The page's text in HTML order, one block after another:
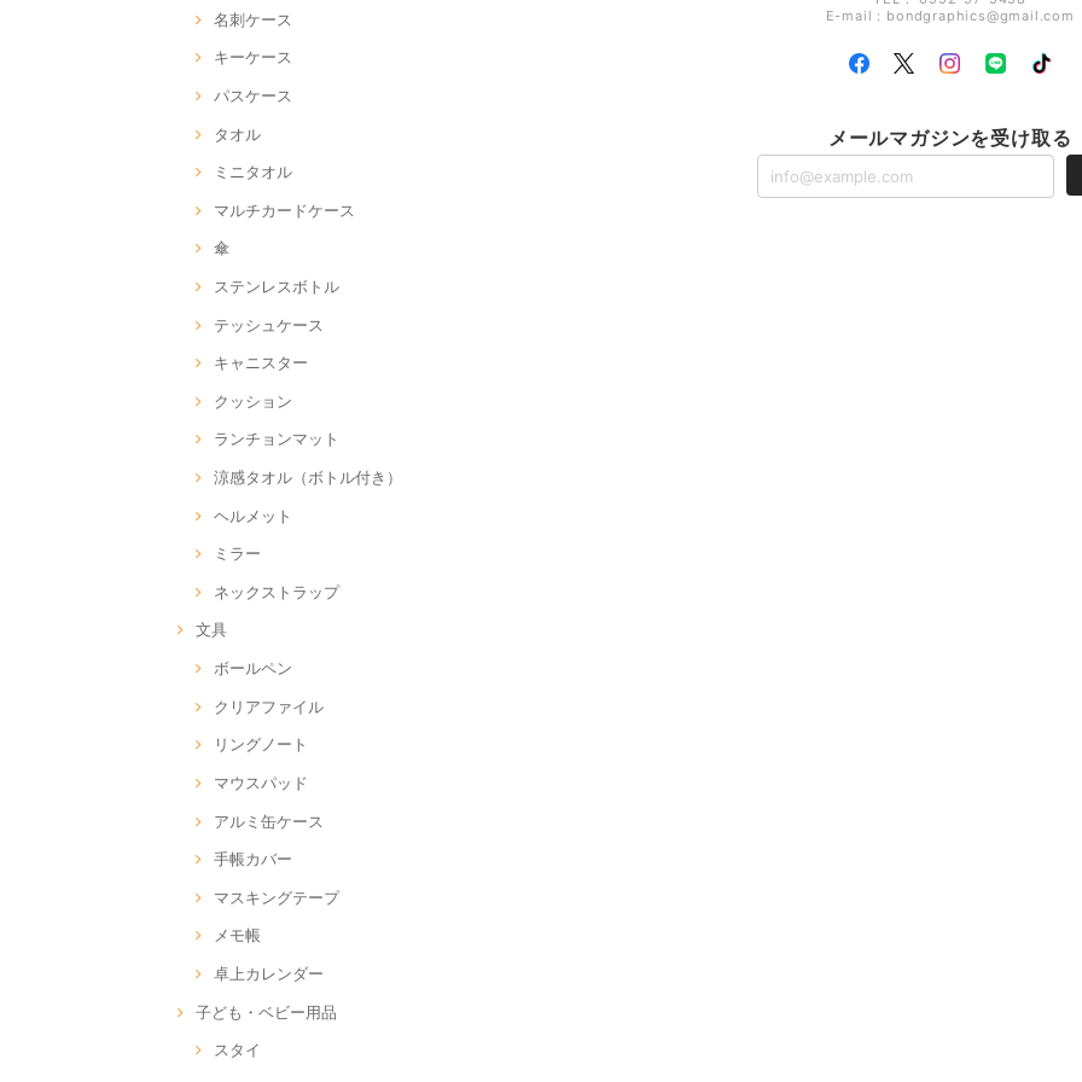
名刺ケース
キーケース
パスケース
タオル
ミニタオル
マルチカードケース
傘
ステンレスボトル
テッシュケース
キャニスター
クッション
ランチョンマット
涼感タオル（ボトル付き）
ヘルメット
ミラー
ネックストラップ
文具
ボールペン
クリアファイル
リングノート
マウスパッド
アルミ缶ケース
手帳カバー
マスキングテープ
メモ帳
卓上カレンダー
子ども・ベビー用品
スタイ
E-mail： bondgraphics@gmail.com
メールマガジンを受け取る